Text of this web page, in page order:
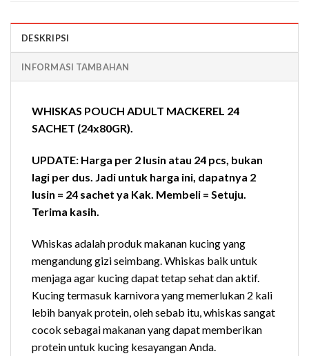
DESKRIPSI
INFORMASI TAMBAHAN
WHISKAS POUCH ADULT MACKEREL 24
SACHET (24x80GR).
UPDATE: Harga per 2 lusin atau 24 pcs, bukan
lagi per dus. Jadi untuk harga ini, dapatnya 2
lusin = 24 sachet ya Kak. Membeli = Setuju.
Terima kasih.
Whiskas adalah produk makanan kucing yang
mengandung gizi seimbang. Whiskas baik untuk
menjaga agar kucing dapat tetap sehat dan aktif.
Kucing termasuk karnivora yang memerlukan 2 kali
lebih banyak protein, oleh sebab itu, whiskas sangat
cocok sebagai makanan yang dapat memberikan
protein untuk kucing kesayangan Anda.